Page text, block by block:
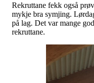
Rekruttane fekk også
mykje bra symjing.
på lag. Det var mange
rekruttane.